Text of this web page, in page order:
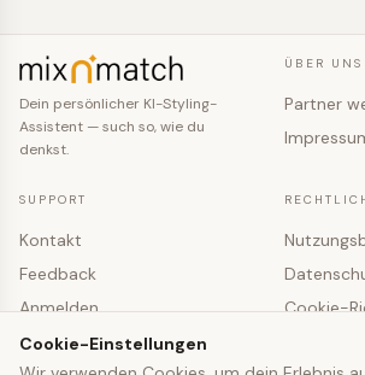
Dein persönlicher KI-Styling-
Assistent — such so, wie du
denkst.
ÜBER UNS
Partner
SUPPORT
Kontakt
Feedback
Anmelden
Registrieren
Cookie-
Cookie-Einstellungen